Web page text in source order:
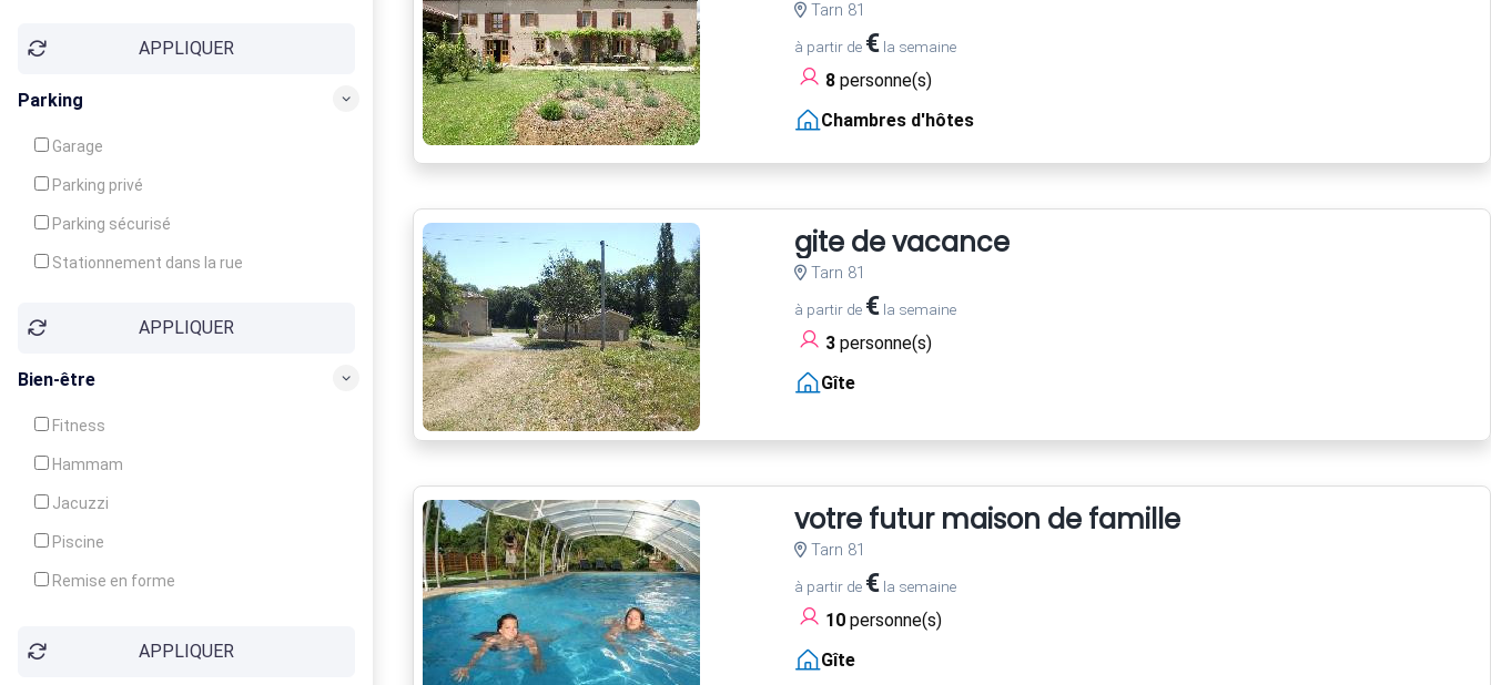
Jeux d'enfantsAPPLIQUER
Parking
Garage
Parking privé
Parking sécurisé
Stationnement dans la rue
APPLIQUER
Bien-être
Fitness
Hammam
Jacuzzi
Piscine
Remise en forme
Soins du corpsAPPLIQUER
Tarn 81
à partir de €la semaine
8personne(s)
Chambres d'hôtes
gite de vacance
Tarn 81
à partir de €la semaine
3personne(s)
Gîte
votre futur maison de famille
Tarn 81
à partir de €la semaine
10personne(s)
Gîte